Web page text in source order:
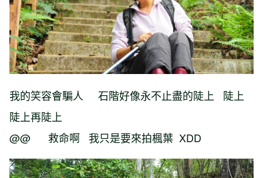
我的笑容會騙人 石階好像永不止盡的陡上 陡上
陡上再陡上
@@ 救命啊 我只是要來拍楓葉 XDD